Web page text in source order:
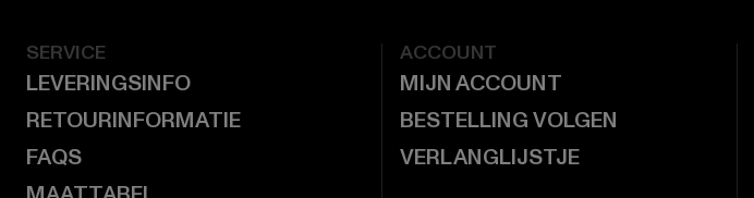
SERVICE
LEVERINGSINFO
RETOURINFORMATIE
FAQS
ACCOUNT
MIJN ACCOUNT
BESTELLING VOLGEN
VERLANGLIJSTJE